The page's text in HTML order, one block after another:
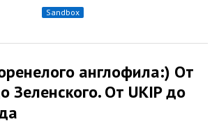
sandbox
англофила:) От
Зеленского. От UKIP до